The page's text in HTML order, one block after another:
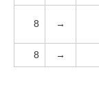
8 →
8 →